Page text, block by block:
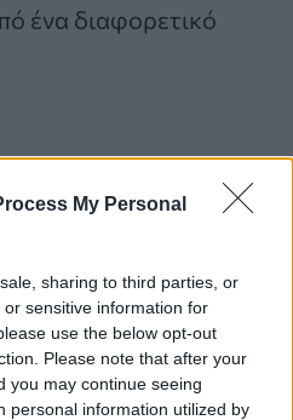
My Personal
sharing to third parties, or
sensitive information for
use the below opt-out
Please note that after your
you may continue seeing
personal information utilized by
ένα διαφορετικό